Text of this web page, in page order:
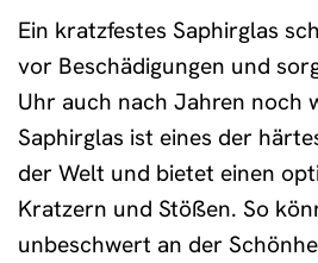
Ein kratzfestes Saphirglas
vor Beschädigungen und
Uhr auch nach Jahren noch
Saphirglas ist eines der
der Welt und bietet einen
Kratzern und Stößen. So
unbeschwert an der